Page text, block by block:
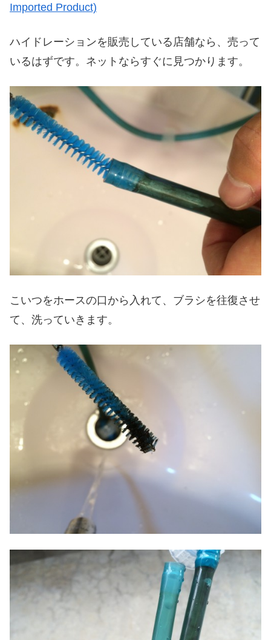
Imported Product)
ハイドレーションを販売している店舗なら、売って
いるはずです。ネットならすぐに見つかります。
こいつをホースの口から入れて、ブラシを往復させ
て、洗っていきます。